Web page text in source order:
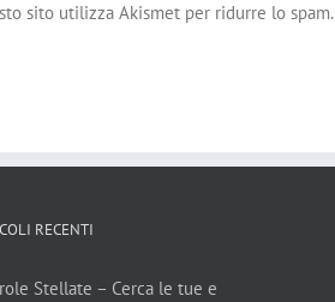
sito utilizza Akismet per ridurre lo spam.
RECENTI
Stellate – Cerca le tue e